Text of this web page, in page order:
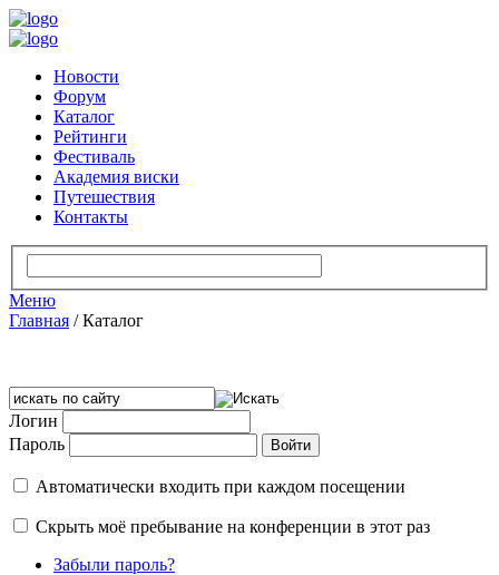
Новости
Форум
Каталог
Рейтинги
Фестиваль
Академия виски
Путешествия
Контакты
Меню
Главная /Каталог
Логин
Пароль
Автоматически входить при каждом посещении
Скрыть моё пребывание на конференции в этот раз
Забыли пароль?